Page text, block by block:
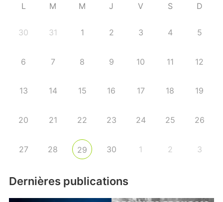
L M M J V S D
30 31 1 2 3 4 5
6 7 8 9 10 11 12
13 14 15 16 17 18 19
20 21 22 23 24 25 26
27 28 29 30 1 2 3
Dernières publications